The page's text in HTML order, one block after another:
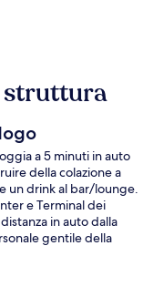
struttura
a 5 minuti in auto
della colazione a
un drink al bar/lounge.
e Terminal dei
in auto dalla
gentile della